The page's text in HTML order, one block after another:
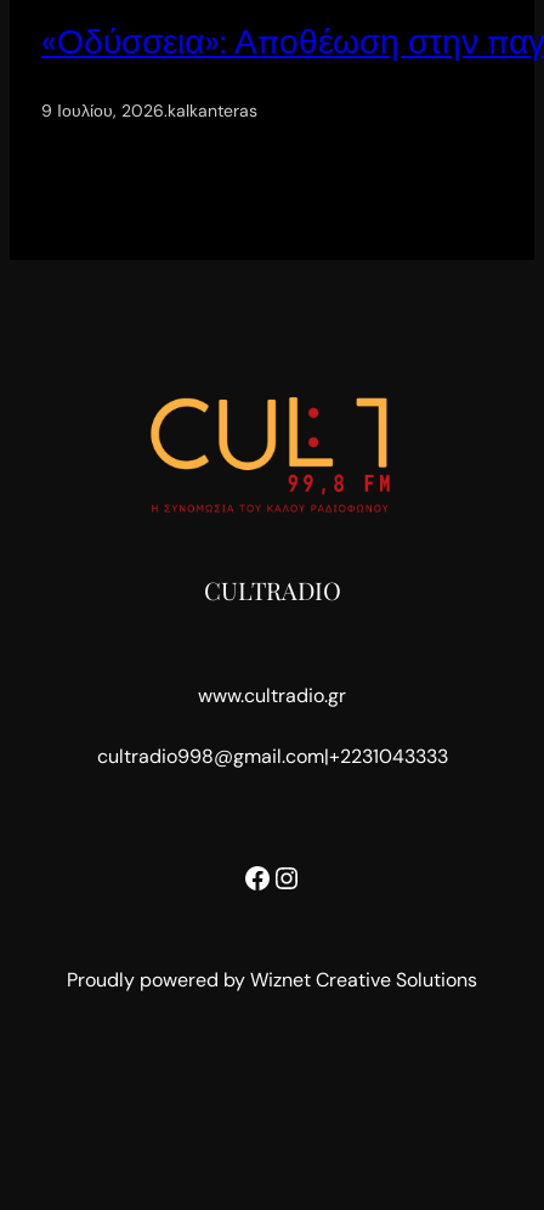
«Οδύσσεια»: Αποθέωση στην
9 Ιουλίου, 2026.kalkanteras
CULTRADIO
www.cultradio.gr
cultradio998@gmail.com|+2231043333
Facebook
Instagram
Proudly powered by Wiznet Creative Solutions